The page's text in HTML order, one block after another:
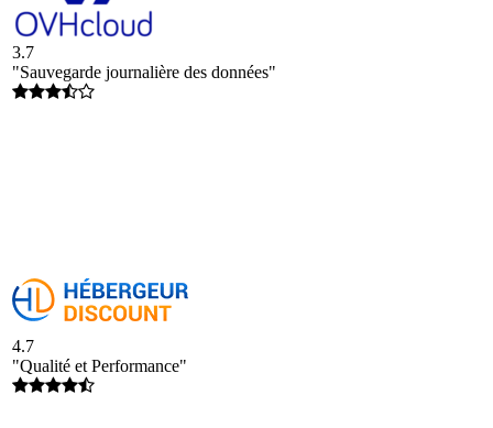
3.7
"Sauvegarde journalière des données"
4.7
"Qualité et Performance"